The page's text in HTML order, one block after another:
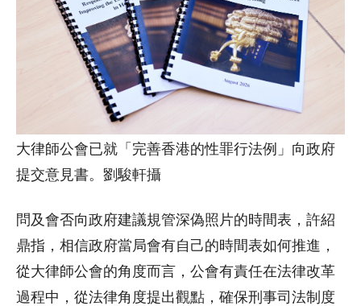
大律師公會已就「完善香港的性罪行法例」向政府
提交意見書。劉駿軒攝
問及會否向政府建議規管深偽照片的時間表，許紹
鼎指，相信政府當局會有自己的時間表如何推進，
從大律師公會的角度而言，公會有責任在法律改革
過程中，從法律角度提出觀點，確保刑事司法制度